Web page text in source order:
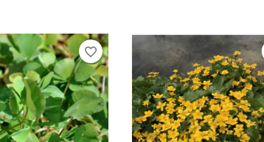
favorite_border